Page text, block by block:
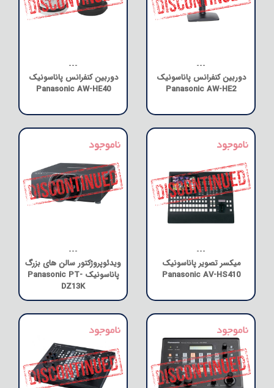
---
دوربین کنفرانس پاناسونیک
Panasonic AW-HE2
---
دوربین کنفرانس پاناسونیک
Panasonic AW-HE40
---
میکسر تصویر پاناسونیک
Panasonic AV-HS410
---
ویدئوپروژکتور سالن های بزرگ
پاناسونیک Panasonic PT-
DZ13K